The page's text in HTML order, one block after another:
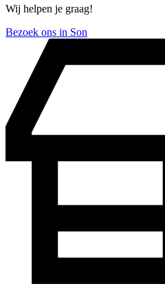
Wij helpen je graag!
Bezoek ons in Son